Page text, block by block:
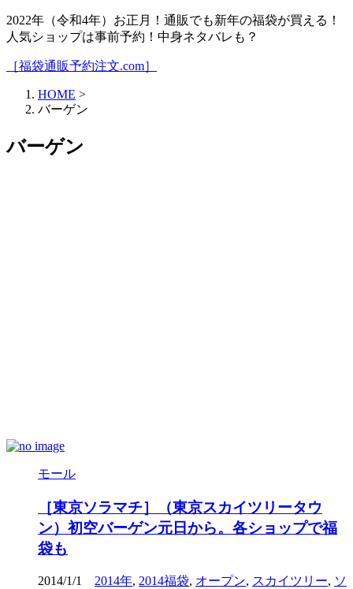
2022年（令和4年）お正月！通販でも新年の福袋が買える！
人気ショップは事前予約！中身ネタバレも？
［福袋通販予約注文.com］
HOME >
バーゲン
バーゲン
モール
［東京ソラマチ］（東京スカイツリータウ
ン）初空バーゲン元日から。各ショップで福
袋も
2014/1/1 2014年, 2014福袋, オープン, スカイツリー, ソ